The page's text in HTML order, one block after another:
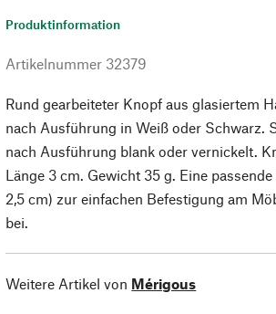
Produktinformation
Artikelnummer 32379
Rund gearbeiteter Knopf aus glasiertem
nach Ausführung in Weiß oder Schwarz.
nach Ausführung blank oder vernickelt.
Länge 3 cm. Gewicht 35 g. Eine
2,5 cm) zur einfachen Befestigung am
bei.
Weitere Artikel von Mérigous